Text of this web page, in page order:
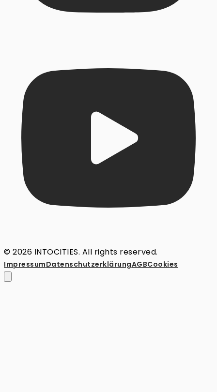
© 2026 INTOCITIES. All rights reserved.
ImpressumDatenschutz­erklärungAGBCookies